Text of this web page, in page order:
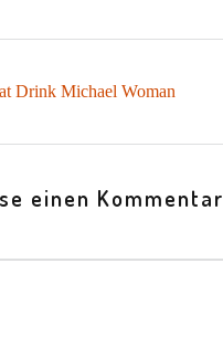
Drink Michael Woman
einen Kommentar